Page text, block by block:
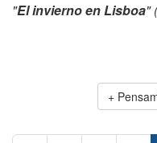
"El invierno en Lisboa"
+